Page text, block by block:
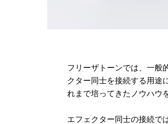
フリーザトーンでは、一般
クター同士を接続する用途
れまで培ってきたノウハウ
エフェクター同士の接続で